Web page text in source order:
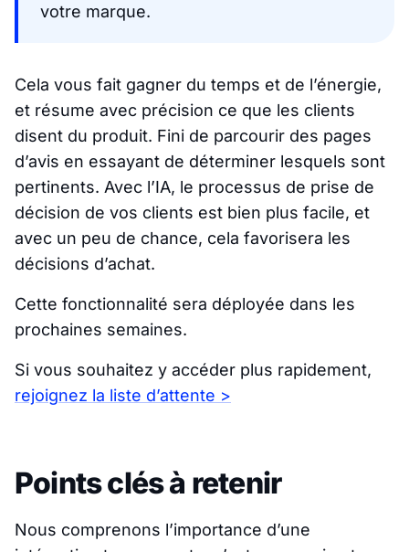
votre marque.
Cela vous fait gagner du temps et de l’énergie,
et résume avec précision ce que les clients
disent du produit. Fini de parcourir des pages
d’avis en essayant de déterminer lesquels sont
pertinents. Avec l’IA, le processus de prise de
décision de vos clients est bien plus facile, et
avec un peu de chance, cela favorisera les
décisions d’achat.
Cette fonctionnalité sera déployée dans les
prochaines semaines.
Si vous souhaitez y accéder plus rapidement,
rejoignez la liste d’attente >
Points clés à retenir
Nous comprenons l’importance d’une